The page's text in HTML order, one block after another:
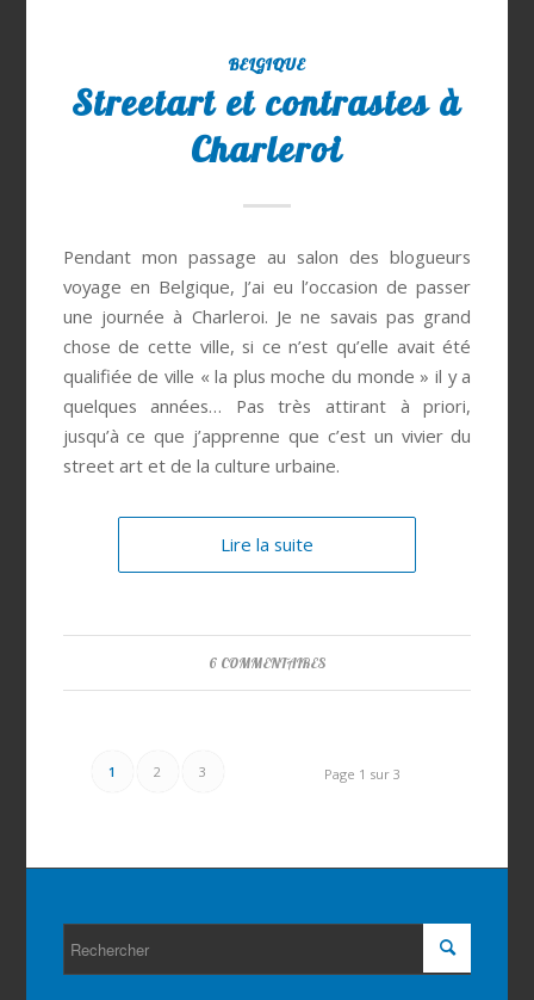
BELGIQUE
Streetart et contrastes à
Charleroi
Pendant mon passage au salon des blogueurs
voyage en Belgique, J’ai eu l’occasion de passer
une journée à Charleroi. Je ne savais pas grand
chose de cette ville, si ce n’est qu’elle avait été
qualifiée de ville « la plus moche du monde » il y a
quelques années… Pas très attirant à priori,
jusqu’à ce que j’apprenne que c’est un vivier du
street art et de la culture urbaine.
Lire la suite
6 COMMENTAIRES
Page 1 sur 3
1 2 3